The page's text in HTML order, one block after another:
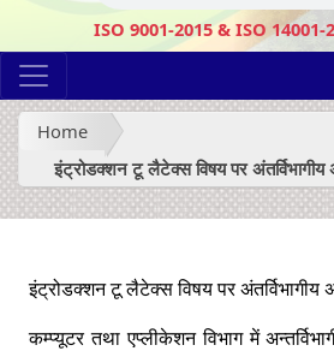
ISO 9001-2015 & ISO
Home
इंट्रोडक्शन टू लैटेक्स विषय पर अंतर्विभागीय
इंट्रोडक्शन टू लैटेक्स विषय पर अंतर्विभागीय
कम्प्यूटर तथा एप्लीकेशन विभाग में